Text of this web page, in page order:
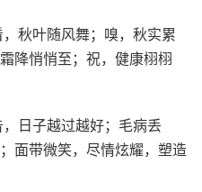
秋叶随风舞；嗅，秋实累
降悄悄至；祝，健康栩栩
日子越过越好；毛病丢
面带微笑，尽情炫耀，塑造